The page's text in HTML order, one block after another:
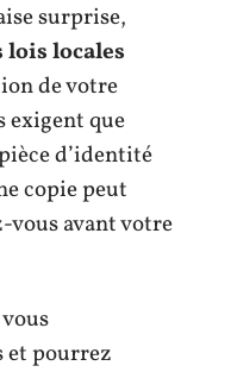
surprise,
locales
de votre
exigent que
d’identité
copie peut
vous avant votre
et pourrez